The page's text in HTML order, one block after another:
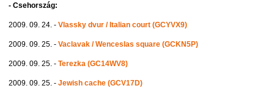
- Csehország:
2009. 09. 24. - Vlassky dvur / Italian court (GCYVX9)
2009. 09. 25. - Vaclavak / Wenceslas square (GCKN5P)
2009. 09. 25. - Terezka (GC14WV8)
2009. 09. 25. - Jewish cache (GCV17D)